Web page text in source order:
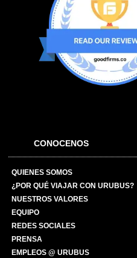
CONOCENOS
QUIENES SOMOS
¿POR QUÉ VIAJAR CON URUBUS?
NUESTROS VALORES
EQUIPO
REDES SOCIALES
PRENSA
EMPLEOS @ URUBUS